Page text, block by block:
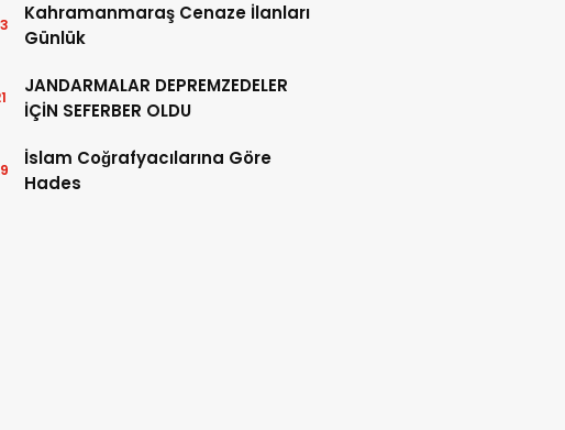
Kahramanmaraş Cenaze İlanları
Günlük
JANDARMALAR DEPREMZEDELER
İÇİN SEFERBER OLDU
İslam Coğrafyacılarına Göre
Hades